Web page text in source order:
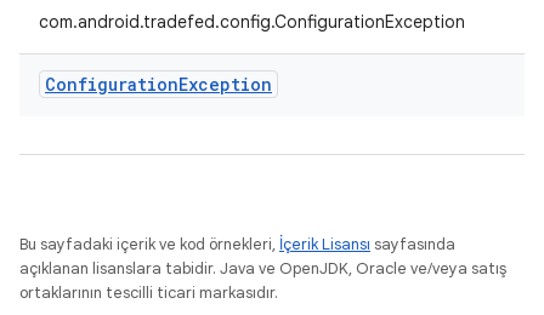
com.android.tradefed.config.ConfigurationException
ConfigurationException
Bu sayfadaki içerik ve kod örnekleri, İçerik Lisansı sayfasında
açıklanan lisanslara tabidir. Java ve OpenJDK, Oracle ve/veya satış
ortaklarının tescilli ticari markasıdır.